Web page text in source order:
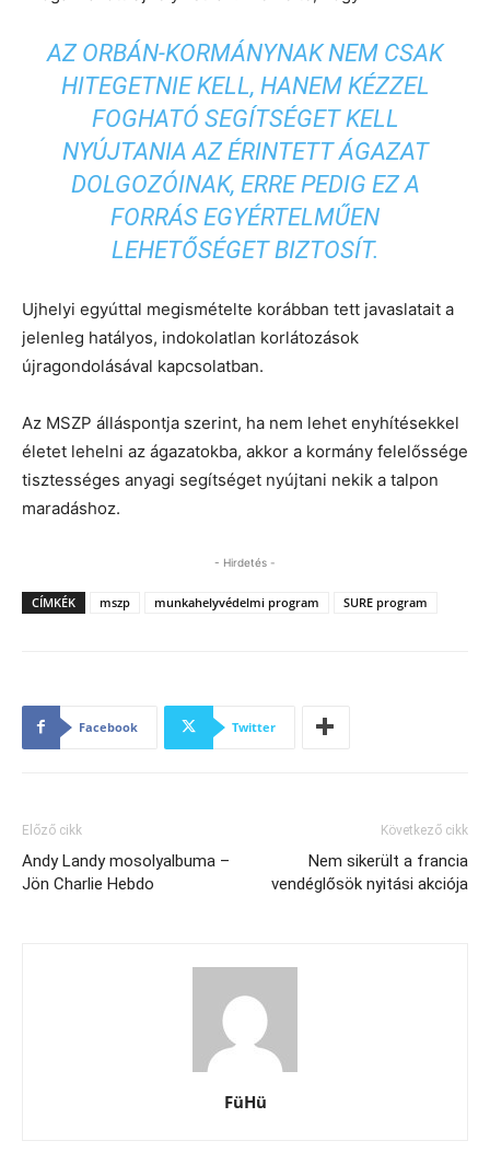
AZ ORBÁN-KORMÁNYNAK NEM CSAK
HITEGETNIE KELL, HANEM KÉZZEL
FOGHATÓ SEGÍTSÉGET KELL
NYÚJTANIA AZ ÉRINTETT ÁGAZAT
DOLGOZÓINAK, ERRE PEDIG EZ A
FORRÁS EGYÉRTELMŰEN
LEHETŐSÉGET BIZTOSÍT.
Ujhelyi egyúttal megismételte korábban tett javaslatait a
jelenleg hatályos, indokolatlan korlátozások
újragondolásával kapcsolatban.
Az MSZP álláspontja szerint, ha nem lehet enyhítésekkel
életet lehelni az ágazatokba, akkor a kormány felelőssége
tisztességes anyagi segítséget nyújtani nekik a talpon
maradáshoz.
- Hirdetés -
CÍMKÉK mszp munkahelyvédelmi program SURE program
Facebook Twitter
Előző cikk
Andy Landy mosolyalbuma –
Jön Charlie Hebdo
Következő cikk
Nem sikerült a francia
vendéglősök nyitási akciója
FüHü